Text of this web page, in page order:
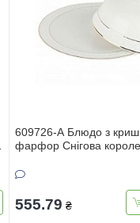
609726-А Блюдо з
фарфор Снігова
555.79 ₴